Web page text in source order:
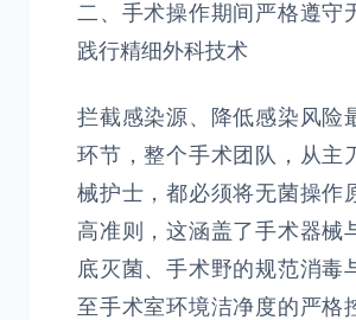
二、手术操作期间严格遵守
践行精细外科技术
拦截感染源、降低感染风险
环节，整个手术团队，从主
械护士，都必须将无菌操作
高准则，这涵盖了手术器械
底灭菌、手术野的规范消毒
至手术室环境洁净度的严格